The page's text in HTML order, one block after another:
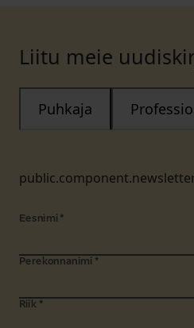
Liitu meie
Puhkaja
Eesnimi *
Perekonnanimi *
Riik *